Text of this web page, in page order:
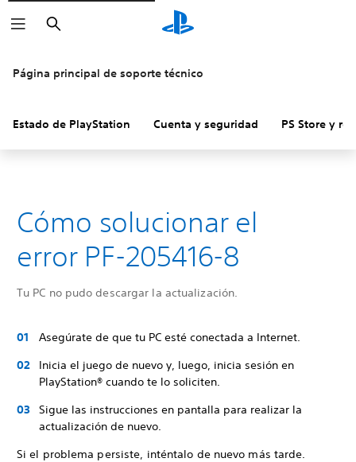
Buscar
Página principal de soporte técnico
Estado de PlayStation Cuenta y seguridad PS Store y
Cómo solucionar el
error PF-205416-8
Tu PC no pudo descargar la actualización.
Asegúrate de que tu PC esté conectada a Internet.
Inicia el juego de nuevo y, luego, inicia sesión en
PlayStation® cuando te lo soliciten.
Sigue las instrucciones en pantalla para realizar la
actualización de nuevo.
Si el problema persiste, inténtalo de nuevo más tarde.